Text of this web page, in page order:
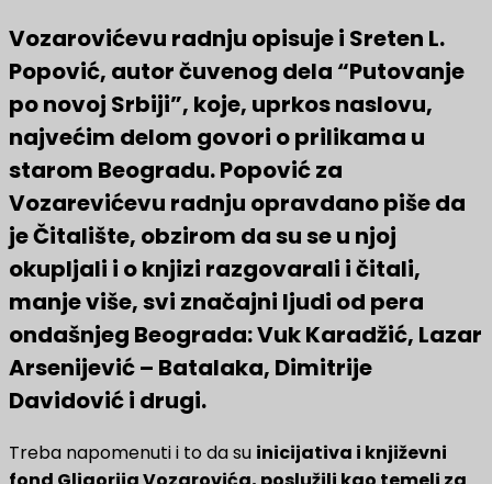
Vozarovićevu radnju opisuje i Sreten L.
Popović, autor čuvenog dela “Putovanje
po novoj Srbiji”, koje, uprkos naslovu,
najvećim delom govori o prilikama u
starom Beogradu. Popović za
Vozarevićevu radnju opravdano piše da
je Čitalište, obzirom da su se u njoj
okupljali i o knjizi razgovarali i čitali,
manje više, svi značajni ljudi od pera
ondašnjeg Beograda: Vuk Karadžić, Lazar
Arsenijević – Batalaka, Dimitrije
Davidović i drugi.
Treba napomenuti i to da su inicijativa i književni